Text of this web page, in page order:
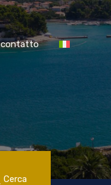
contatto
contatto
Cerca